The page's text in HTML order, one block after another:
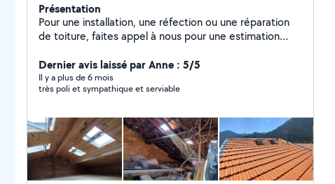
Présentation
Pour une installation, une réfection ou une réparation
de toiture, faites appel à nous pour une estimation
et sur mesure détaillant l'étendue des travaux à
réaliser; Une estimation réelle des coûts à prévoir; Des
solutions et des conseils adaptés à votre maison, villa,
réponses claires à toutes vos questions concernant les
travaux d'installation, de réfection et de réparation de
toitures. Chez Artisan Janselme, nous mettons tout
notre savoir-faire, notre expérience et nos
compétences à votre service!
Dernier avis laissé par Anne : 5/5
Il y a plus de 6 mois
très poli et sympathique et serviable